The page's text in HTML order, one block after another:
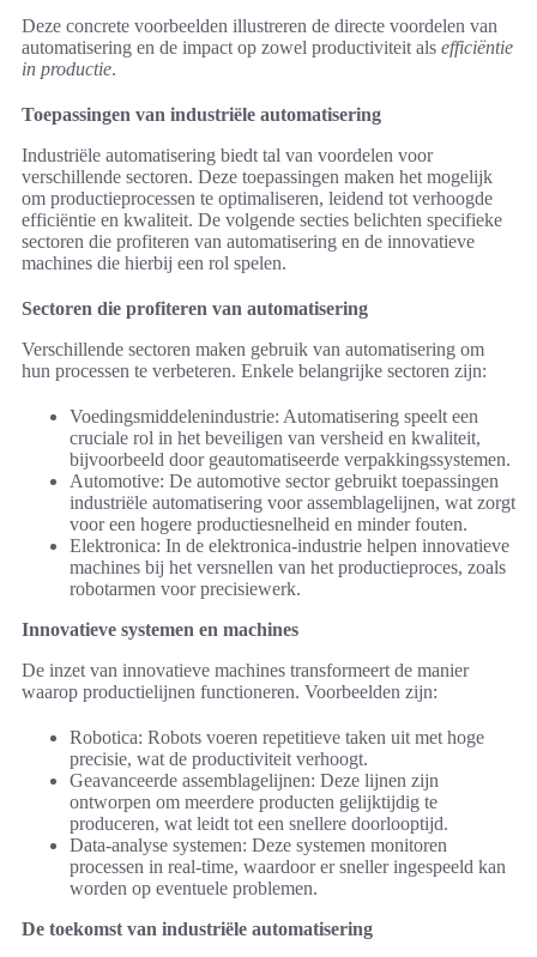
Deze concrete voorbeelden illustreren de directe voordelen van
automatisering en de impact op zowel productiviteit als efficiëntie
in productie.
Toepassingen van industriële automatisering
Industriële automatisering biedt tal van voordelen voor
verschillende sectoren. Deze toepassingen maken het mogelijk
om productieprocessen te optimaliseren, leidend tot verhoogde
efficiëntie en kwaliteit. De volgende secties belichten specifieke
sectoren die profiteren van automatisering en de innovatieve
machines die hierbij een rol spelen.
Sectoren die profiteren van automatisering
Verschillende sectoren maken gebruik van automatisering om
hun processen te verbeteren. Enkele belangrijke sectoren zijn:
Voedingsmiddelenindustrie: Automatisering speelt een
cruciale rol in het beveiligen van versheid en kwaliteit,
bijvoorbeeld door geautomatiseerde verpakkingssystemen.
Automotive: De automotive sector gebruikt toepassingen
industriële automatisering voor assemblagelijnen, wat zorgt
voor een hogere productiesnelheid en minder fouten.
Elektronica: In de elektronica-industrie helpen innovatieve
machines bij het versnellen van het productieproces, zoals
robotarmen voor precisiewerk.
Innovatieve systemen en machines
De inzet van innovatieve machines transformeert de manier
waarop productielijnen functioneren. Voorbeelden zijn:
Robotica: Robots voeren repetitieve taken uit met hoge
precisie, wat de productiviteit verhoogt.
Geavanceerde assemblagelijnen: Deze lijnen zijn
ontworpen om meerdere producten gelijktijdig te
produceren, wat leidt tot een snellere doorlooptijd.
Data-analyse systemen: Deze systemen monitoren
processen in real-time, waardoor er sneller ingespeeld kan
worden op eventuele problemen.
De toekomst van industriële automatisering